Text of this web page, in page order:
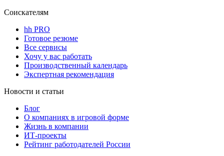
Соискателям
hh PRO
Готовое резюме
Все сервисы
Хочу у вас работать
Производственный календарь
Экспертная рекомендация
Новости и статьи
Блог
О компаниях в игровой форме
Жизнь в компании
ИТ-проекты
Рейтинг работодателей России